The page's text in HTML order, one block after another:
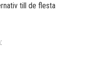
till de flesta